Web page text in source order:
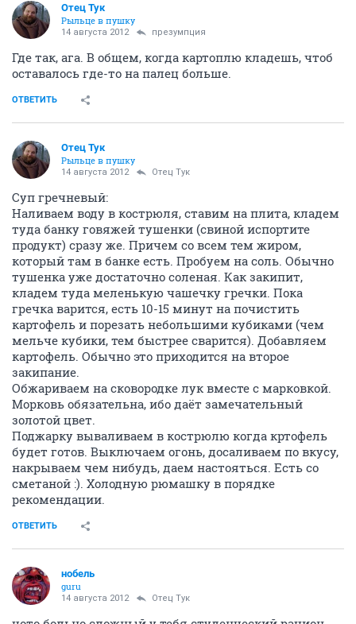
Отец Тук
Рыльце в пушку
14 августа 2012 презумпция
Где так, ага. В общем, когда картоплю кладешь, чтоб
оставалось где-то на палец больше.
ОТВЕТИТЬ
Отец Тук
Рыльце в пушку
14 августа 2012 Отец Тук
Суп гречневый:
Наливаем воду в кострюля, ставим на плита, кладем
туда банку говяжей тушенки (свиной испортите
продукт) сразу же. Причем со всем тем жиром,
который там в банке есть. Пробуем на соль. Обычно
тушенка уже достаточно соленая. Как закипит,
кладем туда меленькую чашечку гречки. Пока
гречка варится, есть 10-15 минут на почистить
картофель и порезать небольшими кубиками (чем
мельче кубики, тем быстрее сварится). Добавляем
картофель. Обычно это приходится на второе
закипание.
Обжариваем на сковородке лук вместе с марковкой.
Морковь обязательна, ибо даёт замечательный
золотой цвет.
Поджарку вываливаем в кострюлю когда кртофель
будет готов. Выключаем огонь, досаливаем по вкусу,
накрываем чем нибудь, даем настояться. Есть со
сметаной :). Холодную рюмашку в порядке
рекомендации.
ОТВЕТИТЬ
нобель
guru
14 августа 2012 Отец Тук